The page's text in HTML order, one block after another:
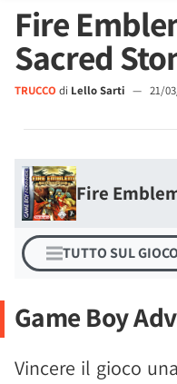
Fire
Sacred
TRUCCO di Lello Sarti — 21/
Fire
TUTTO SUL GIOCO
Game Boy
Vincere il gioco